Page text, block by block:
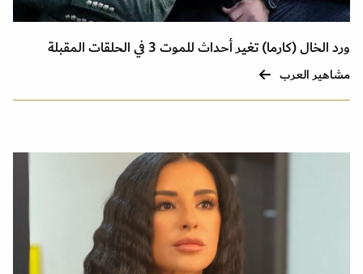
ورد الخال (كارما) تغير أحداث للموت 3 في الحلقات المقبلة
مشاهير العرب